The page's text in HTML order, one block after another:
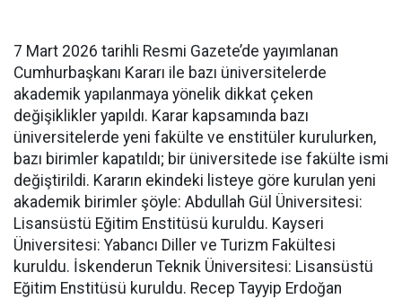
7 Mart 2026 tarihli Resmi Gazete’de yayımlanan
Cumhurbaşkanı Kararı ile bazı üniversitelerde
akademik yapılanmaya yönelik dikkat çeken
değişiklikler yapıldı. Karar kapsamında bazı
üniversitelerde yeni fakülte ve enstitüler kurulurken,
bazı birimler kapatıldı; bir üniversitede ise fakülte ismi
değiştirildi. Kararın ekindeki listeye göre kurulan yeni
akademik birimler şöyle: Abdullah Gül Üniversitesi:
Lisansüstü Eğitim Enstitüsü kuruldu. Kayseri
Üniversitesi: Yabancı Diller ve Turizm Fakültesi
kuruldu. İskenderun Teknik Üniversitesi: Lisansüstü
Eğitim Enstitüsü kuruldu. Recep Tayyip Erdoğan